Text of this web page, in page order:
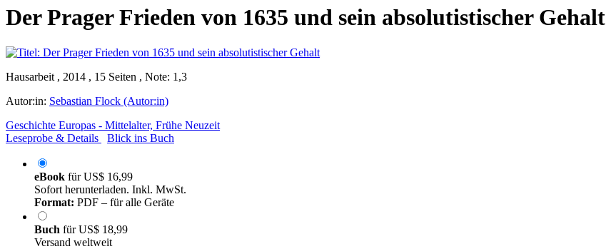
Der Prager Frieden von 1635 und sein absolutistischer Gehalt
Hausarbeit , 2014 , 15 Seiten , Note: 1,3
Autor:in: Sebastian Flock (Autor:in)
Geschichte Europas - Mittelalter, Frühe Neuzeit
Leseprobe & Details
Blick ins Buch
eBook fürUS$ 16,99
Sofort herunterladen. Inkl. MwSt.
Format: PDF – für alle Geräte
Buch fürUS$ 18,99
Versand weltweit